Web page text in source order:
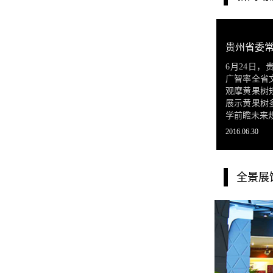
6月24日，
广智率全省
观摩黄果树
展示黄果树
学前瞻未来
2016.06.30
全景展